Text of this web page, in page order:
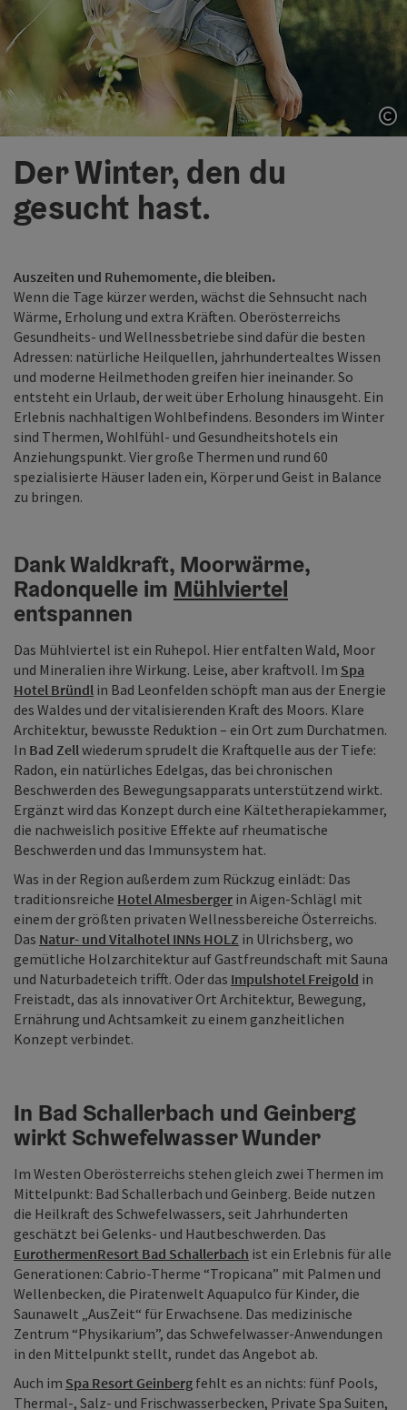
Der Winter, den du
gesucht hast.
Auszeiten und Ruhemomente, die bleiben.
Wenn die Tage kürzer werden, wächst die Sehnsucht nach
Wärme, Erholung und extra Kräften. Oberösterreichs
Gesundheits- und Wellnessbetriebe sind dafür die besten
Adressen: natürliche Heilquellen, jahrhundertealtes Wissen
und moderne Heilmethoden greifen hier ineinander. So
entsteht ein Urlaub, der weit über Erholung hinausgeht. Ein
Erlebnis nachhaltigen Wohlbefindens. Besonders im Winter
sind Thermen, Wohlfühl- und Gesundheitshotels ein
Anziehungspunkt. Vier große Thermen und rund 60
spezialisierte Häuser laden ein, Körper und Geist in Balance
zu bringen.
Dank Waldkraft, Moorwärme,
Radonquelle im Mühlviertel
entspannen
Das Mühlviertel ist ein Ruhepol. Hier entfalten Wald, Moor
und Mineralien ihre Wirkung. Leise, aber kraftvoll. Im Spa
Hotel Bründl in Bad Leonfelden schöpft man aus der Energie
des Waldes und der vitalisierenden Kraft des Moors. Klare
Architektur, bewusste Reduktion – ein Ort zum Durchatmen.
In Bad Zell wiederum sprudelt die Kraftquelle aus der Tiefe:
Radon, ein natürliches Edelgas, das bei chronischen
Beschwerden des Bewegungsapparats unterstützend wirkt.
Ergänzt wird das Konzept durch eine Kältetherapiekammer,
die nachweislich positive Effekte auf rheumatische
Beschwerden und das Immunsystem hat.
Was in der Region außerdem zum Rückzug einlädt: Das
traditionsreiche Hotel Almesberger in Aigen-Schlägl mit
einem der größten privaten Wellnessbereiche Österreichs.
Das Natur- und Vitalhotel INNs HOLZ in Ulrichsberg, wo
gemütliche Holzarchitektur auf Gastfreundschaft mit Sauna
und Naturbadeteich trifft. Oder das Impulshotel Freigold in
Freistadt, das als innovativer Ort Architektur, Bewegung,
Ernährung und Achtsamkeit zu einem ganzheitlichen
Konzept verbindet.
In Bad Schallerbach und Geinberg
wirkt Schwefelwasser Wunder
Im Westen Oberösterreichs stehen gleich zwei Thermen im
Mittelpunkt: Bad Schallerbach und Geinberg. Beide nutzen
die Heilkraft des Schwefelwassers, seit Jahrhunderten
geschätzt bei Gelenks- und Hautbeschwerden. Das
EurothermenResort Bad Schallerbach ist ein Erlebnis für alle
Generationen: Cabrio-Therme “Tropicana” mit Palmen und
Wellenbecken, die Piratenwelt Aquapulco für Kinder, die
Saunawelt „AusZeit“ für Erwachsene. Das medizinische
Zentrum “Physikarium”, das Schwefelwasser-Anwendungen
in den Mittelpunkt stellt, rundet das Angebot ab.
Auch im Spa Resort Geinberg fehlt es an nichts: fünf Pools,
Thermal-, Salz- und Frischwasserbecken, Private Spa Suiten,